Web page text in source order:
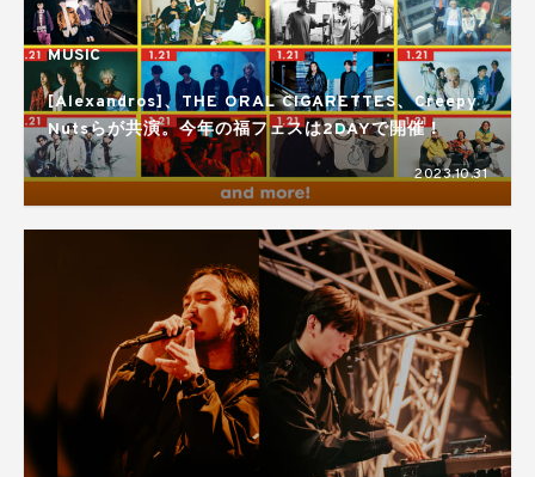
MUSIC
[Alexandros]、THE ORAL CIGARETTES、Creepy
Nutsらが共演。今年の福フェスは2DAYで開催！
2023.10.31